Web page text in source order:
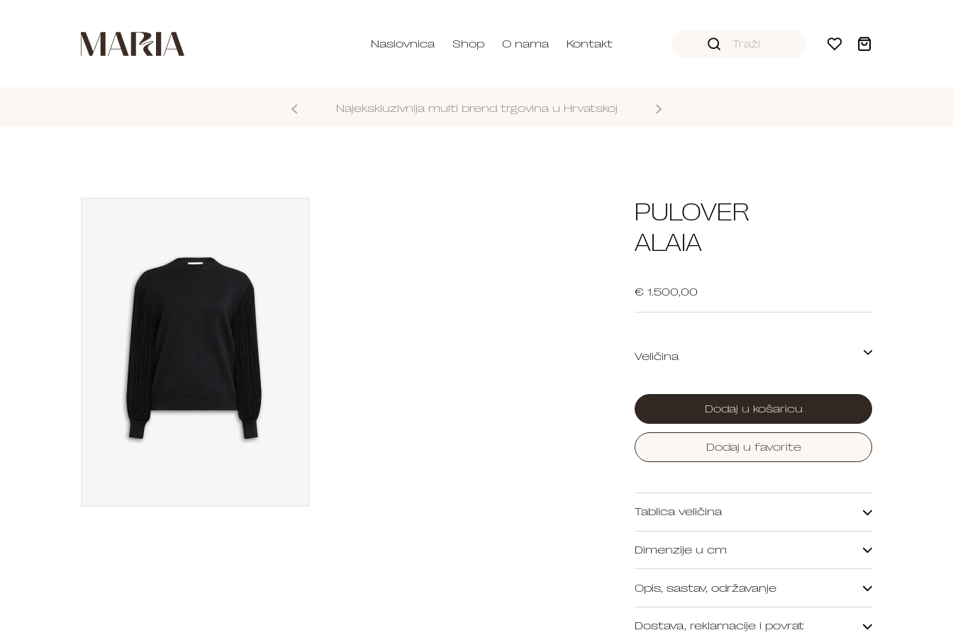
Naslovnica Shop O nama Kontakt
Najekskluzivnija multi brend trgovina u Hrvatskoj
PULOVER
ALAIA
€ 1.500,00
Dodaj u košaricu
Dodaj u favorite
Tablica veličina
Dimenzije u cm
Opis, sastav, održavanje
Dostava, reklamacije i povrat